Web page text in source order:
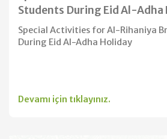
Students During Eid Al-Adha
Special Activities for Al-Rihaniya
During Eid Al-Adha Holiday
Devamı için tıklayınız.